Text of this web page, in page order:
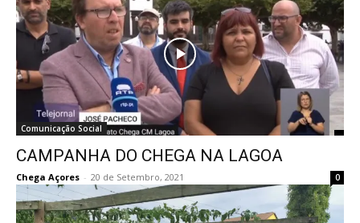
Comunicação Social
CAMPANHA DO CHEGA NA LAGOA
Chega Açores - 20 de Setembro, 2021 0